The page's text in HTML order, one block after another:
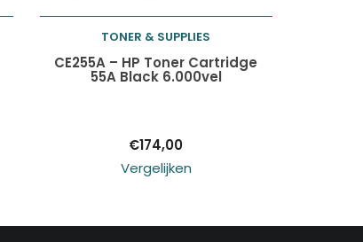
Toevoegen aan
TONER & SUPPLIES
CE255A – HP Toner Cartridge
55A Black 6.000vel
€174,00
Vergelijken